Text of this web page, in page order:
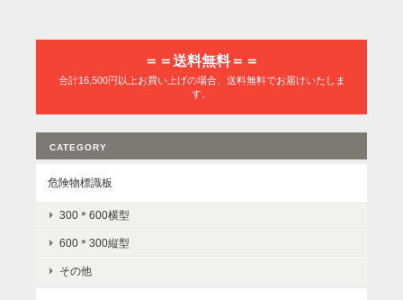
＝＝送料無料＝＝
合計16,500円以上お買い上げの場合、送料無料でお届けいたしま
す。
CATEGORY
危険物標識板
300＊600横型
600＊300縦型
その他